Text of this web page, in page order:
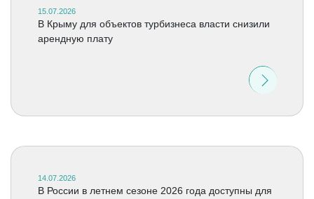
15.07.2026
В Крыму для объектов турбизнеса власти снизили
арендную плату
14.07.2026
В России в летнем сезоне 2026 года доступны для